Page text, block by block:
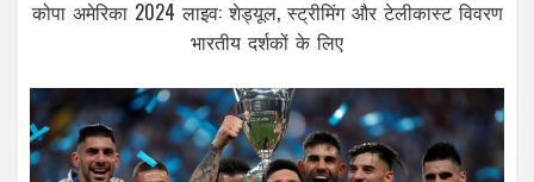
कोपा अमेरिका 2024 लाइव: शेड्यूल, स्ट्रीमिंग और टेलीकास्ट विवरण
भारतीय दर्शकों के लिए